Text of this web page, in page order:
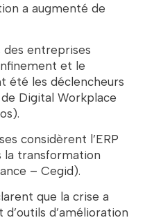
a augmenté de
des entreprises
et le
été les déclencheurs
Digital Workplace
considèrent l’ERP
la transformation
– Cegid).
que la crise a
d’amélioration